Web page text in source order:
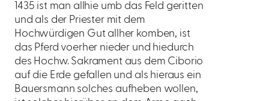
1435 ist man allhie umb das Feld geritten
und als der Priester mit dem
Hochwürdigen Gut allher komben, ist
das Pferd voerher nieder und hiedurch
des Hochw. Sakrament aus dem Ciborio
auf die Erde gefallen und als hieraus ein
Bauersmann solches aufheben wollen,